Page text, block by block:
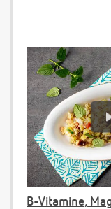
B-Vitamine,